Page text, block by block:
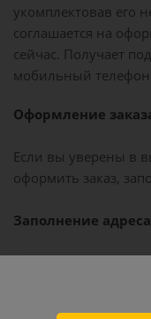
укомплектовав его
соглашается на
сейчас. Получает
мобильный телефон
Оформление
Если вы уверены в
оформить заказ,
Заполнение адреса
населённого
населённый пункт